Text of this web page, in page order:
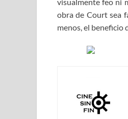
visualmente feo ni
obra de Court sea
menos, el beneficio